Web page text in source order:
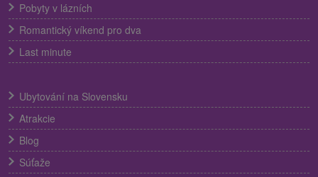
Pobyty v lázních
Romantický víkend pro dva
Last minute
Ubytování na Slovensku
Atrakcie
Blog
Súťaže